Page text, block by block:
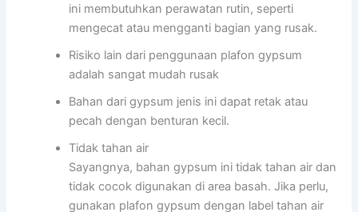
ini membutuhkan perawatan rutin, seperti
mengecat atau mengganti bagian yang rusak.
Risiko lain dari penggunaan plafon gypsum
adalah sangat mudah rusak
Bahan dari gypsum jenis ini dapat retak atau
pecah dengan benturan kecil.
Tidak tahan air
Sayangnya, bahan gypsum ini tidak tahan air dan
tidak cocok digunakan di area basah. Jika perlu,
gunakan plafon gypsum dengan label tahan air